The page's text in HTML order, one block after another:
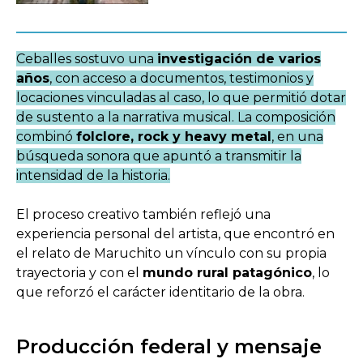
Ceballes sostuvo una investigación de varios
años, con acceso a documentos, testimonios y
locaciones vinculadas al caso, lo que permitió dotar
de sustento a la narrativa musical. La composición
combinó folclore, rock y heavy metal , en una
búsqueda sonora que apuntó a transmitir la
intensidad de la historia.
El proceso creativo también reflejó una
experiencia personal del artista, que encontró en
el relato de Maruchito un vínculo con su propia
trayectoria y con el mundo rural patagónico, lo
que reforzó el carácter identitario de la obra.
Producción federal y mensaje